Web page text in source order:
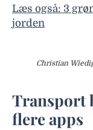
Læs også: 3
jorden
Christian
Transport
flere apps